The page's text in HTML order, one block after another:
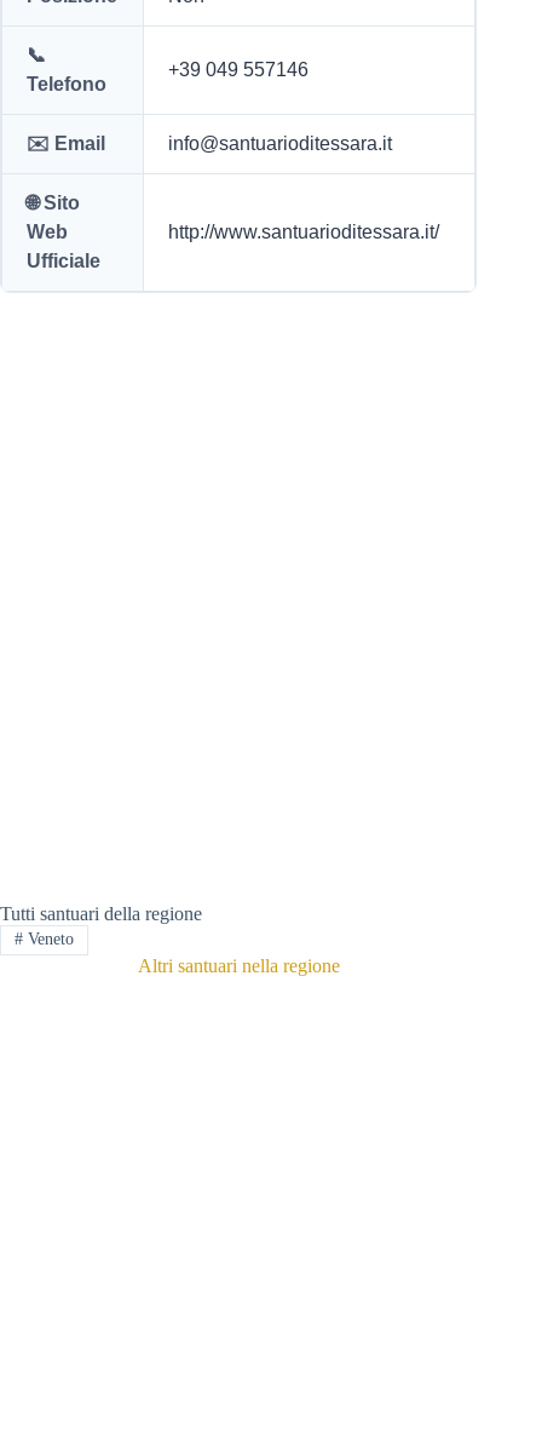
📞
Telefono
+39 049 557146
✉️ Email info@santuarioditessara.it
🌐 Sito
Web
Ufficiale
http://www.santuarioditessara.it/
Tutti santuari della regione
#Veneto
Altri santuari nella regione